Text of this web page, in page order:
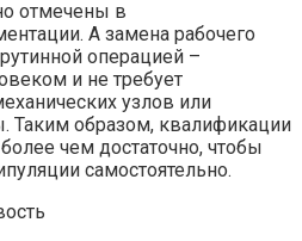
отмечены в
А замена рабочего
операцией –
и не требует
узлов или
Таким образом, квалификации
чем достаточно, чтобы
самостоятельно.